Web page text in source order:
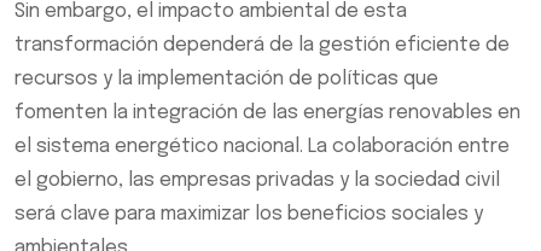
Sin embargo, el impacto ambiental de esta
transformación dependerá de la gestión eficiente de
recursos y la implementación de políticas que
fomenten la integración de las energías renovables en
el sistema energético nacional. La colaboración entre
el gobierno, las empresas privadas y la sociedad civil
será clave para maximizar los beneficios sociales y